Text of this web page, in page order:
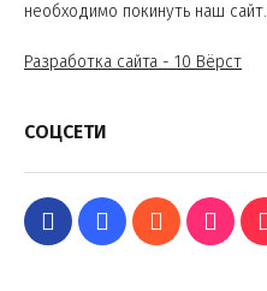
необходимо покинуть наш сайт.
Разработка сайта - 10 Вёрст
СОЦСЕТИ